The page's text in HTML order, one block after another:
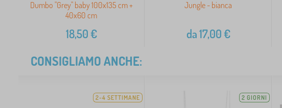
Dumbo "Grey" baby 100x135 cm +
40x60 cm
18,50€
Jungle - bianca
da17,00€
CONSIGLIAMO ANCHE:
2-4 SETTIMANE 2 GIORNI